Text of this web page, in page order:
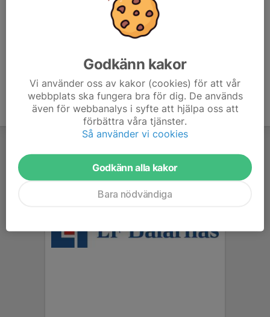
Godkänn kakor
Vi använder oss av kakor (cookies) för att vår
webbplats ska fungera bra för dig. De används
även för webbanalys i syfte att hjälpa oss att
förbättra våra tjänster.
Så använder vi cookies
Godkänn alla kakor
Bara nödvändiga